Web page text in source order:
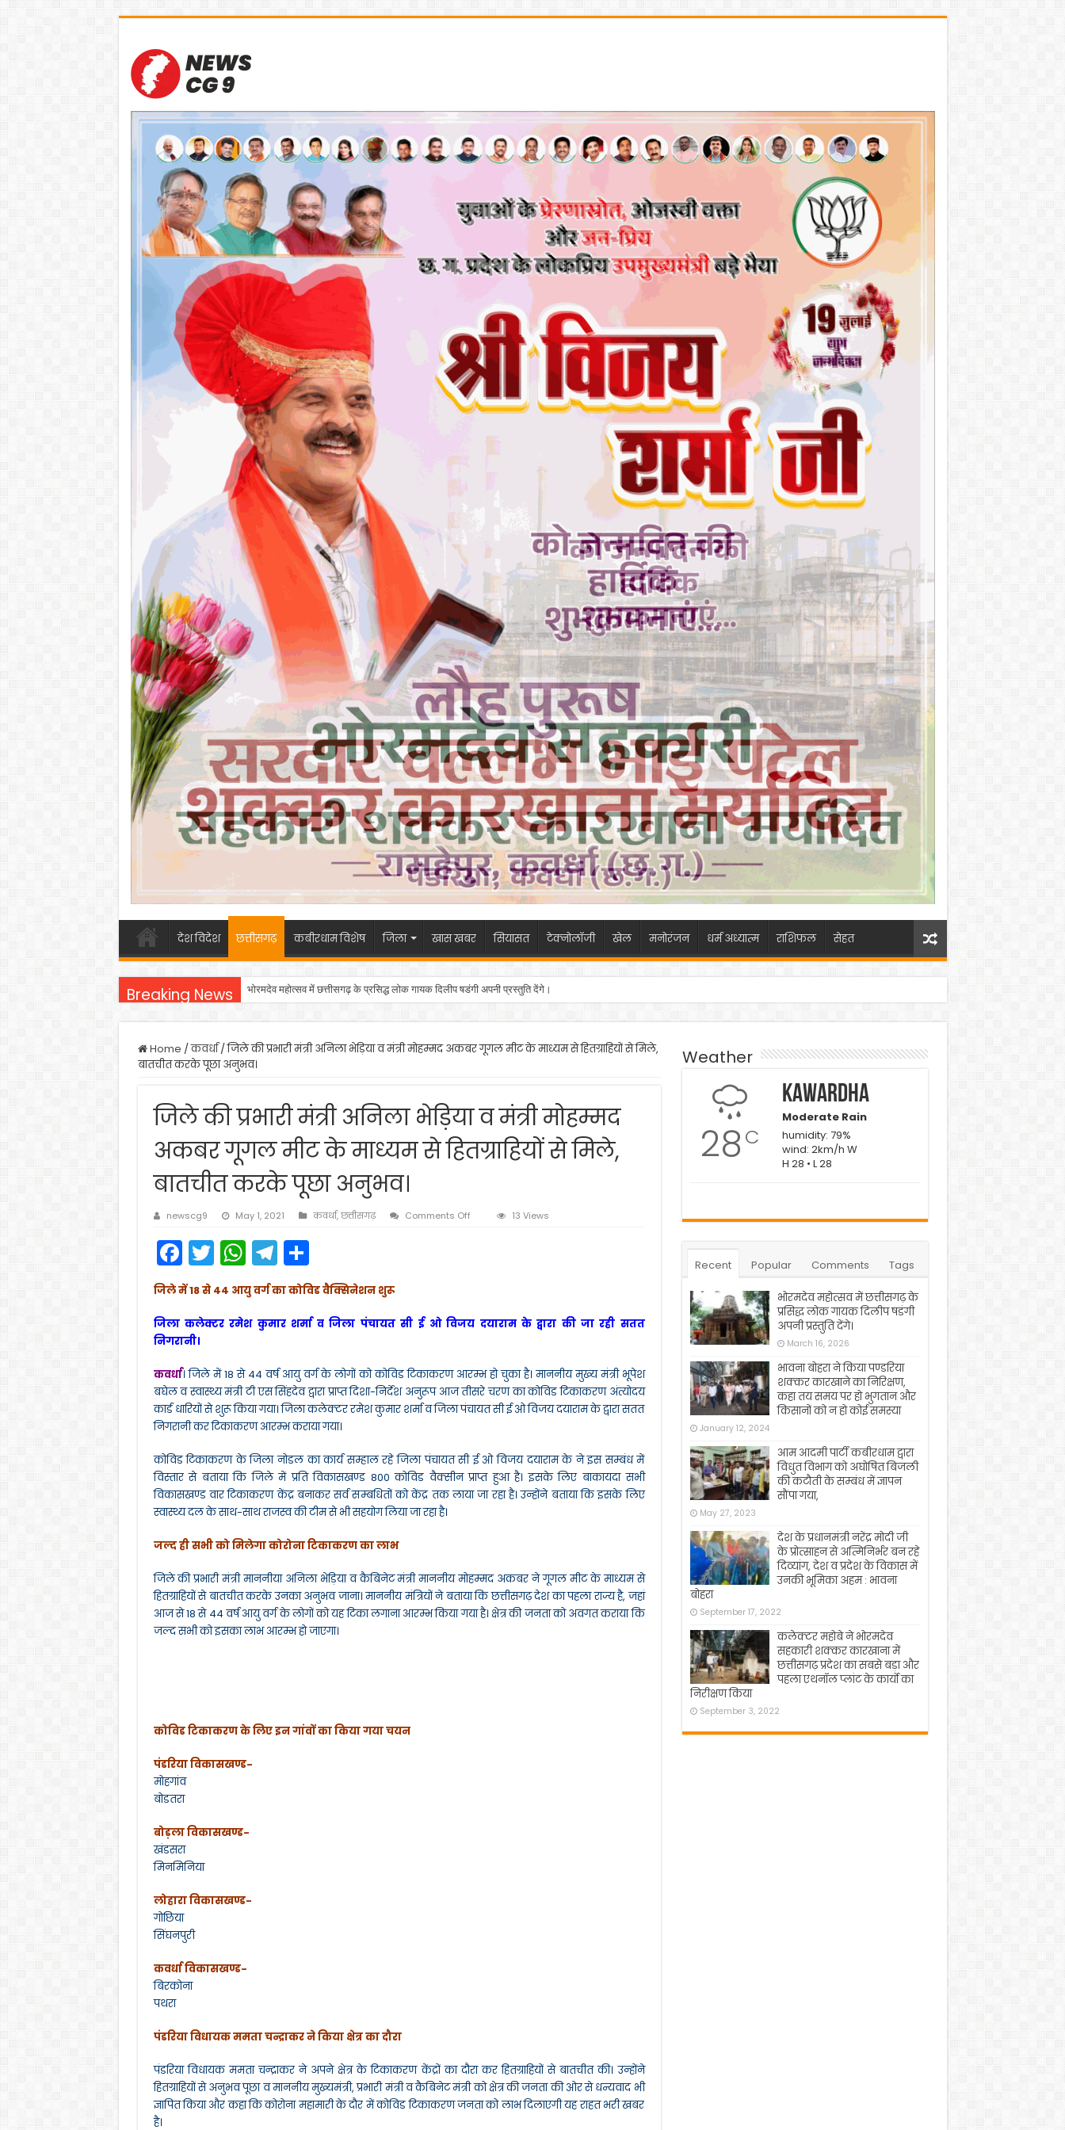
देश विदेश छत्तीसगढ़ कबीरधाम विशेष जिला खास खबर सियासत टेक्नोलॉजी खेल मनोरंजन धर्म अध्यात्म राशिफल सेहत
Breaking News भोरमदेव महोत्सव में छत्तीसगढ़ के प्रसिद्ध लोक गायक दिलीप षडंगी अपनी प्रस्तुति देंगे।
Home /कवर्धा/जिले की प्रभारी मंत्री अनिला भेड़िया व मंत्री मोहम्मद अकबर गूगल मीट के माध्यम से हितग्राहियों से मिले,
बातचीत करके पूछा अनुभव।
जिले की प्रभारी मंत्री अनिला भेड़िया व मंत्री मोहम्मद
अकबर गूगल मीट के माध्यम से हितग्राहियों से मिले,
बातचीत करके पूछा अनुभव।
newscg9 May 1, 2021 कवर्धा,छत्तीसगढ़ Comments Offon
मंत्री
मीट
के
माध्यम
से
मिले,
बातचीत
करके
पूछा
13 Views
F
a
c
e
b
o
o
k
T
w
itt
er
W
h
a
ts
p
p
T
el
e
gr
m
S
h
ar
e
जिले में 18 से 44 आयु वर्ग का कोविड वैक्सिनेशन शुरू
जिला कलेक्टर रमेश कुमार शर्मा व जिला पंचायत सी ई ओ विजय दयाराम के द्वारा की जा रही सतत
निगरानी।
कवर्धा। जिले में 18 से 44 वर्ष आयु वर्ग के लोगों को कोविड टिकाकरण आरम्भ हो चुका है। माननीय मुख्य मंत्री भूपेश
बघेल व स्वास्थ्य मंत्री टी एस सिंहदेव द्वारा प्राप्त दिशा-निर्देश अनुरूप आज तीसरे चरण का कोविड टिकाकरण अंत्योदय
कार्ड धारियों से शुरू किया गया। जिला कलेक्टर रमेश कुमार शर्मा व जिला पंचायत सी ई ओ विजय दयाराम के द्वारा सतत
निगरानी कर टिकाकरण आरम्भ कराया गया।
कोविड टिकाकरण के जिला नोडल का कार्य सम्हाल रहे जिला पंचायत सी ई ओ विजय दयाराम के ने इस सम्बंध में
विस्तार से बताया कि जिले में प्रति विकासखण्ड 800 कोविड वैक्सीन प्राप्त हुआ है। इसके लिए बाकायदा सभी
विकासखण्ड वार टिकाकरण केंद्र बनाकर सर्व सम्बधितों को केंद्र तक लाया जा रहा है। उन्होंने बताया कि इसके लिए
स्वास्थ्य दल के साथ-साथ राजस्व की टीम से भी सहयोग लिया जा रहा है।
जल्द ही सभी को मिलेगा कोरोना टिकाकरण का लाभ
जिले की प्रभारी मंत्री माननीया अनिला भेड़िया व कैबिनेट मंत्री माननीय मोहम्मद अकबर ने गूगल मीट के माध्यम से
हितग्राहियों से बातचीत करके उनका अनुभव जाना। माननीय मंत्रियों ने बताया कि छत्तीसगढ़ देश का पहला राज्य है, जहां
आज से 18 से 44 वर्ष आयु वर्ग के लोगों को यह टिका लगाना आरम्भ किया गया है। क्षेत्र की जनता को अवगत कराया कि
जल्द सभी को इसका लाभ आरम्भ हो जाएगा।
कोविड टिकाकरण के लिए इन गांवों का किया गया चयन
पंडरिया विकासखण्ड-
मोहगांव
बोडतरा
बोड़ला विकासखण्ड-
खंडसरा
मिनमिनिया
लोहारा विकासखण्ड-
गोछिया
सिंघनपुरी
कवर्धा विकासखण्ड-
बिरकोना
पथरा
पंडरिया विधायक ममता चन्द्राकर ने किया क्षेत्र का दौरा
पंडरिया विधायक ममता चन्द्राकर ने अपने क्षेत्र के टिकाकरण केंद्रों का दौरा कर हितग्राहियों से बातचीत की। उन्होंने
हितग्राहियों से अनुभव पूछा व माननीय मुख्यमंत्री, प्रभारी मंत्री व कैबिनेट मंत्री को क्षेत्र की जनता की ओर से धन्यवाद भी
ज्ञापित किया और कहा कि कोरोना महामारी के दौर में कोविड टिकाकरण जनता को लाभ दिलाएगी यह राहत भरी खबर
है।
Weather
28 C
Kawardha
Moderate Rain
humidity: 79%
wind: 2km/h W
H 28 • L 28
Recent Popular Comments Tags
भोरमदेव महोत्सव में छत्तीसगढ़ के
प्रसिद्ध लोक गायक दिलीप षडंगी
अपनी प्रस्तुति देंगे।
March 16, 2026
भावना बोहरा ने किया पण्डरिया
शक्कर कारखाने का निरिक्षण,
कहा तय समय पर हो भुगतान और
किसानों को न हो कोई समस्या
January 12, 2024
आम आदमी पार्टी कबीरधाम द्वारा
विधुत विभाग को अघोषित बिजली
की कटौती के सम्बंध में ज्ञापन
सौंपा गया,
May 27, 2023
देश के प्रधानमंत्री नरेंद्र मोदी जी
के प्रोत्साहन से अत्मिनिर्भर बन रहे
दिव्यांग, देश व प्रदेश के विकास में
उनकी भूमिका अहम : भावना
बोहरा
September 17, 2022
कलेक्टर महोबे ने भोरमदेव
सहकारी शक्कर कारखाना में
छत्तीसगढ़ प्रदेश का सबसे बड़ा और
पहला एथनॉल प्लांट के कार्यो का
निरीक्षण किया
September 3, 2022